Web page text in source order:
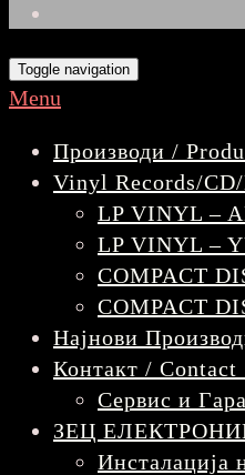
Toggle navigation
Menu
Производи /
Vinyl Records/
LP VINYL –
LP VINYL –
COMPACT
COMPACT
Најнови
Контакт / Contact
Сервис и
ЗЕЦ
Инсталација